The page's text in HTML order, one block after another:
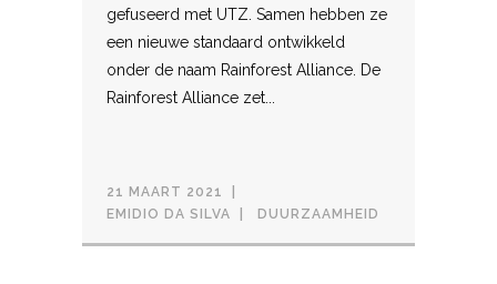
gefuseerd met UTZ. Samen hebben ze
een nieuwe standaard ontwikkeld
onder de naam Rainforest Alliance. De
Rainforest Alliance zet...
21 MAART 2021
EMIDIO DA SILVA
DUURZAAMHEID